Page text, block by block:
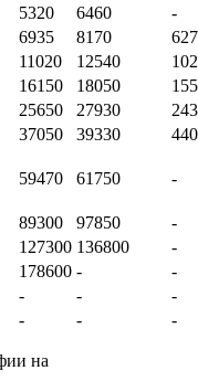
5320 6460
-
6935 8170
11020 12540
16150 18050
25650 27930
37050 39330
59470 61750 -
89300 97850
-
127300 136800
-
178600 -
-
- -
-
- - -
на